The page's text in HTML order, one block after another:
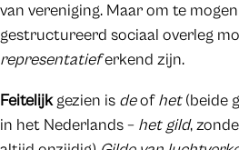
van vereniging. Maar om te
gestructureerd sociaal overleg
representatieferkend zijn.
Feitelijkgezien is deofhet(beide
in het Nederlands – het gild,